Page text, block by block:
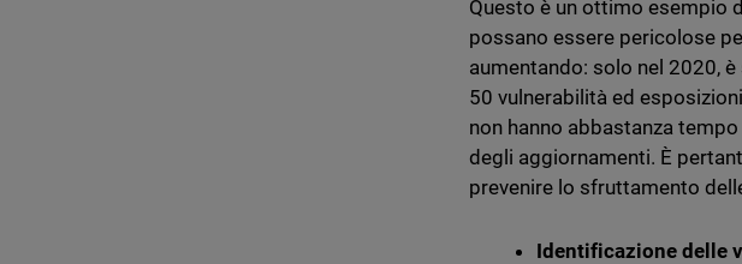
Questo è un ottimo esempio
possano essere pericolose
aumentando: solo nel 2020,
50 vulnerabilità ed
non hanno abbastanza
degli aggiornamenti. È
prevenire lo sfruttamento
Identificazione delle